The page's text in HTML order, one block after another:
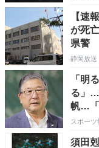
【速
が死
県警
静岡放送
「明
る」…
帆…「
スポーツ
須田